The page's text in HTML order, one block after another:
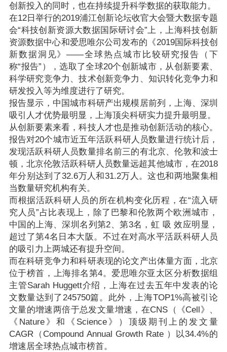
创新投入的同时，也在持续提升科学数据的获取能力。
在12日举行的2019浦江创新论坛收官大会暨大数据专题
会“科技创新资源大数据国际研讨会”上，上海科技创新
资源数据中心和爱思唯尔公司发布的《2019国际科技创
新数据洞见》——全球热点城市比较研究报告（下
称“报告”），选取了全球20个创新城市，从创新要素、
科学研究竞争力、技术创新竞争力、知识转化竞争力和
研发投入等为维度进行了研究。
报告显示，中国城市科研产出规模居前列，上海、深圳
吸引人才优势最明显，上海顶尖科研实力提升最明显。
从创新要素来看，科技人才也是推动创新活动的核心。
报告对20个城市近五年活跃科研人员数量进行统计后，
发现活跃科研人员数量排名前三的有北京、伦敦和波士
顿，北京伦敦活跃科研人员数量远超其他城市，在2018
年分别达到了32.6万人和31.2万人。这也和两地聚集相
当数量研究机构有关。
而根据活跃科研人员的所在机构变化历程，在“流入研
究人员”占比表现上，除了巴黎和伦敦两个欧洲城市，
中国的上海、深圳名列第2、第3名，虹 吸 效应明显，
超过了第4名日本大阪。不过在对高水平活跃科研人员
的吸引力上两城还有提升空间。
而在科研竞争力和科研表现的论文产出体量方面，北京
位于榜首，上海排名第4。爱思唯尔亚太区分析数据组
主管Sarah Huggett介绍，上海在过去五年中发表的论
文数量达到了245750篇。此外，上海TOP1%高被引论
文量的增速两倍于总发文量增速，在CNS（《Cell》、
《Nature》和《Science》）顶级期刊上的发文量
CAGR（Compound Annual Growth Rate ）以34.4%的
增速居全球热点城市榜首。